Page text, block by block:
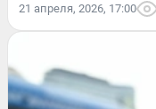
21 апреля, 2026, 17:00